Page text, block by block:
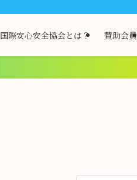
国際安心安全協会とは？ 賛助会員